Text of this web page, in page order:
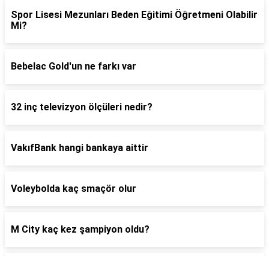
Spor Lisesi Mezunları Beden Eğitimi Öğretmeni Olabilir
Mi?
Bebelac Gold'un ne farkı var
32 inç televizyon ölçüleri nedir?
VakıfBank hangi bankaya aittir
Voleybolda kaç smaçör olur
M City kaç kez şampiyon oldu?